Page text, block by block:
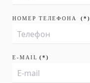
НОМЕР ТЕЛЕФОНА (*)
E-MAIL (*)